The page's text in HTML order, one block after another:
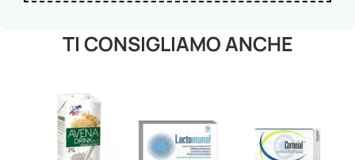
TI CONSIGLIAMO ANCHE